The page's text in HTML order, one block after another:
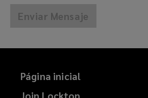
w
n
o
w
)
Enviar Mensaje
Página inicial
Join Lockton